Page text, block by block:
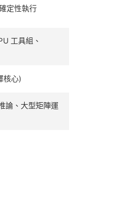
定性執行
工具組、
核心)
論、大型矩陣運